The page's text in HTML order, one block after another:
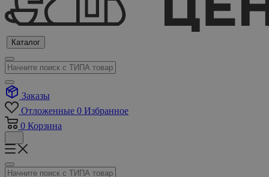
Каталог
Заказы
Отложенные 0 Избранное
0 Корзина